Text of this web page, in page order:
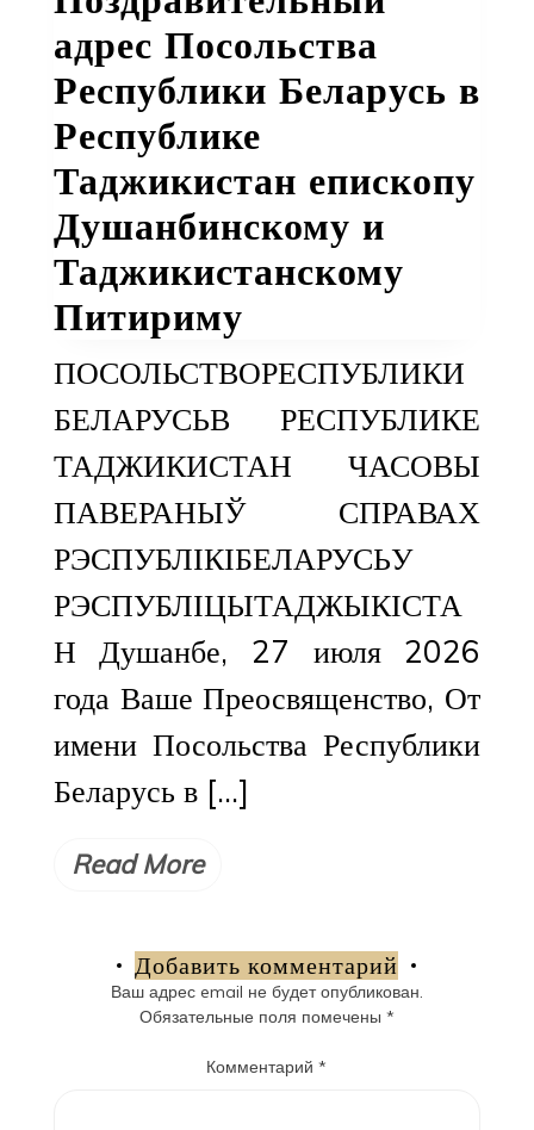
адрес Посольства
Республики Беларусь в
Республике
Таджикистан епископу
Душанбинскому и
Таджикистанскому
Питириму
ПОСОЛЬСТВОРЕСПУБЛИКИ
БЕЛАРУСЬВ РЕСПУБЛИКЕ
ТАДЖИКИСТАН ЧАСОВЫ
ПАВЕРАНЫЎ СПРАВАХ
РЭСПУБЛІКІБЕЛАРУСЬУ
РЭСПУБЛІЦЫТАДЖЫКІСТА
Н Душанбе, 27 июля 2026
года Ваше Преосвященство, От
имени Посольства Республики
Беларусь в […]
Read More
Добавить комментарий
Ваш адрес email не будет опубликован.
Обязательные поля помечены *
Комментарий*